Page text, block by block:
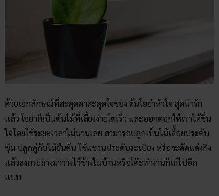
ด้วยเอกลักษณ์ที่สะดุดตาสะดุดใจของ ต้นโฮย่าหัวใจ สุดน่ารัก
แล้ว โฮย่าก็เป็นต้นไม้ที่เลี้ยงง่ายโตเร็ว และออกดอกให้เราได้ชื่น
ใจโดยใช้ระยะเวลาไม่นานเลย สามารถปลูกเป็นไม้เลื้อยประดับ
ซุ้ม ปลูกคู่กับไม้ยืนต้น ใช้แขวนประดับระเบียง หรือจะตัดแต่งกิ่ง
แล้วลงกระถางมาวางไว้ข้างในบ้านหรือโต๊ะทำงานก็เก๋ไปอีก
แบบ